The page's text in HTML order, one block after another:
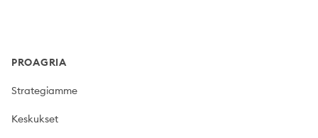
PROAGRIA
Strategiamme
Keskukset